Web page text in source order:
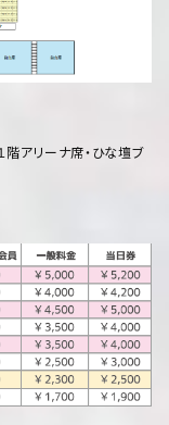
リーナ席・ひな壇ブ